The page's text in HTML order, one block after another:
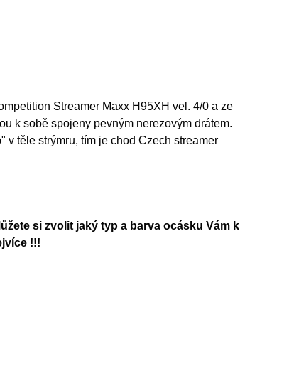
Streamer Maxx H95XH vel. 4/0 a ze
k sobě spojeny pevným nerezovým drátem.
těle strýmru, tím je chod Czech streamer
si zvolit jaký typ a barva ocásku Vám k
!!!